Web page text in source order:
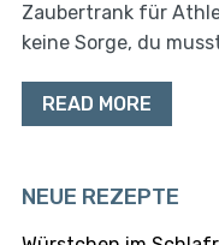
Zaubertrank für
keine Sorge, du
READ MORE
NEUE REZEPTE